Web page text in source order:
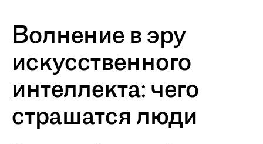
Волнение в эру
искусственного
интеллекта: чего
страшатся люди